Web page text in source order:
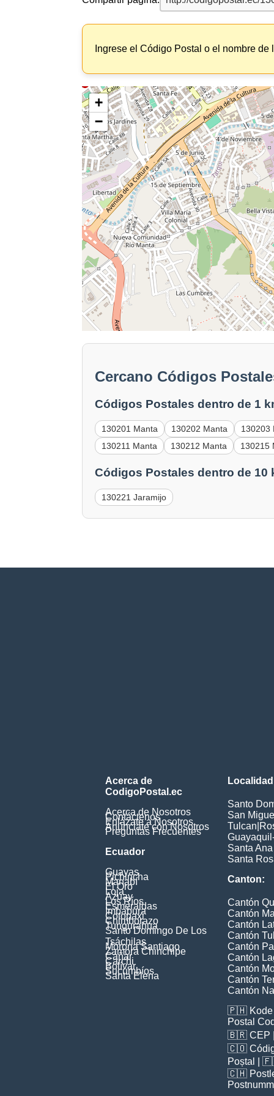
Ingrese el Código Postal o el nombre
+
−
Cercano Códigos
Códigos Postales dentro de 1
130201 Manta 130202 Manta
130203
130211 Manta
130212 Manta 130215
Códigos Postales dentro de 10
130221 Jaramijo
Acerca de
CodigoPostal.ec
Acerca de Nosotros
Contáctenos
Enlázate a Nosotros
Anúnciate con Nosotros
Preguntas Frecuentes
Ecuador
Guayas
Pichincha
Manabí
El Oro
Loja
Azuay
Los Ríos
Esmeraldas
Imbabura
Cotopaxi
Chimborazo
Tungurahua
Santo Domingo De Los
Tsáchilas
Morona Santiago
Zamora Chinchipe
Cañar
Carchi
Bolívar
Sucumbíos
Santa Elena
Santo
San
Tulcan
Santa
Santa
Canton:
Cantón
Cantón
Cantón
Cantón
Cantón
Cantón
Cantón
Cantón
Cantón
🇵🇭
Postal
🇧🇷 CEP
🇨🇴
Poștal
|
🇨🇭